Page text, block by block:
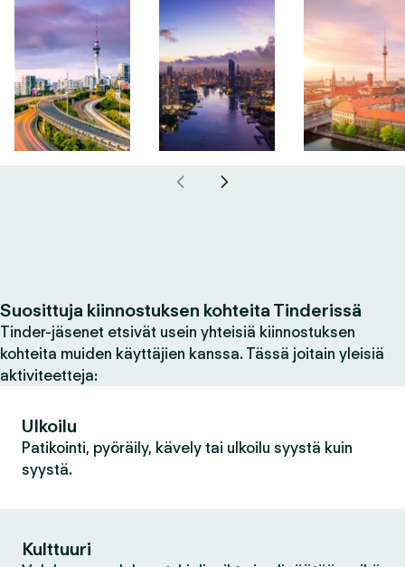
Suosittuja kiinnostuksen kohteita Tinderissä
Tinder-jäsenet etsivät usein yhteisiä kiinnostuksen
kohteita muiden käyttäjien kanssa. Tässä joitain yleisiä
aktiviteetteja:
Ulkoilu
Patikointi, pyöräily, kävely tai ulkoilu syystä kuin
syystä.
Kulttuuri